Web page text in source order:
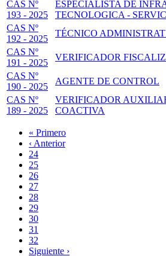
CAS Nº
193 - 2025
ESPECIALISTA DE
TECNOLOGICA -
CAS Nº
192 - 2025
TÉCNICO
CAS Nº
191 - 2025
VERIFICADOR
CAS Nº
190 - 2025
AGENTE DE CONTROL
CAS Nº
189 - 2025
VERIFICADOR
COACTIVA
Paginación
Primera
página
« Primero
Página
anterior
‹ Anterior
Page
24
Page
25
Page
26
Page
27
Página
actual
28
Page
29
Page
30
Page
31
Page
32
Siguiente
Siguiente ›